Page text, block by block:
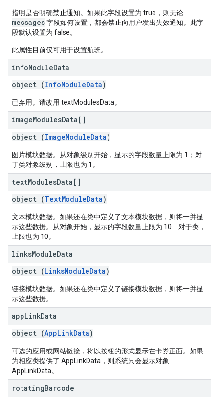
指明是否明确禁止通知。如果此字段设置为 true，则无论
messages字段如何设置，都会禁止向用户发出失效通知。此字
段默认设置为 false。
此属性目前仅可用于设置航班。
infoModuleData
object (InfoModuleData)
已弃用。请改用 textModulesData。
imageModulesData[]
object (ImageModuleData)
图片模块数据。从对象级别开始，显示的字段数量上限为 1；对
于类对象级别，上限也为 1。
textModulesData[]
object (TextModuleData)
文本模块数据。如果还在类中定义了文本模块数据，则将一并显
示这些数据。从对象开始，显示的字段数量上限为 10；对于类，
上限也为 10。
linksModuleData
object (LinksModuleData)
链接模块数据。如果还在类中定义了链接模块数据，则将一并显
示这些数据。
appLinkData
object (AppLinkData)
可选的应用或网站链接，将以按钮的形式显示在卡券正面。如果
为相应类提供了 AppLinkData，则系统只会显示对象
AppLinkData。
rotatingBarcode